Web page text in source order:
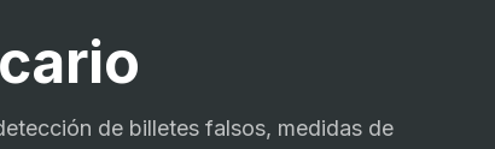
de billetes falsos, medidas de